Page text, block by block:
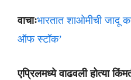
वाचाःभारतात शाओमीची जादू
ऑफ स्टॉक’
एप्रिलमध्ये वाढवली होत्या